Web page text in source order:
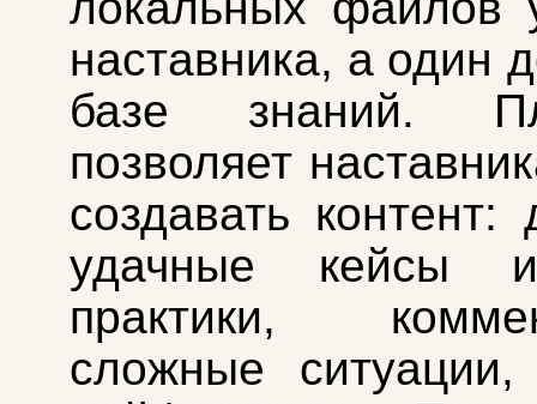
наставника, а один
базе знаний.
позволяет
создавать контент:
удачные кейсы
практики,
сложные ситуации,